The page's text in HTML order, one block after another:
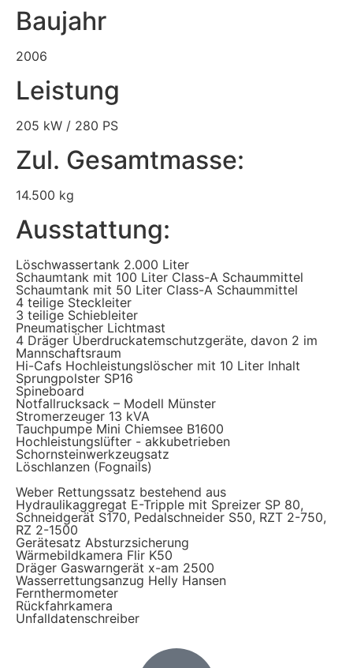
Baujahr
2006
Leistung
205 kW / 280 PS
Zul. Gesamtmasse:
14.500 kg
Ausstattung:
Löschwassertank 2.000 Liter
Schaumtank mit 100 Liter Class-A Schaummittel
Schaumtank mit 50 Liter Class-A Schaummittel
4 teilige Steckleiter
3 teilige Schiebleiter
Pneumatischer Lichtmast
4 Dräger Überdruckatemschutzgeräte, davon 2 im
Mannschaftsraum
Hi-Cafs Hochleistungslöscher mit 10 Liter Inhalt
Sprungpolster SP16
Spineboard
Notfallrucksack – Modell Münster
Stromerzeuger 13 kVA
Tauchpumpe Mini Chiemsee B1600
Hochleistungslüfter - akkubetrieben
Schornsteinwerkzeugsatz
Löschlanzen (Fognails)
Weber Rettungssatz bestehend aus
Hydraulikaggregat E-Tripple mit Spreizer SP 80,
Schneidgerät S170, Pedalschneider S50, RZT 2-750,
RZ 2-1500
Gerätesatz Absturzsicherung
Wärmebildkamera Flir K50
Dräger Gaswarngerät x-am 2500
Wasserrettungsanzug Helly Hansen
Fernthermometer
Rückfahrkamera
Unfalldatenschreiber